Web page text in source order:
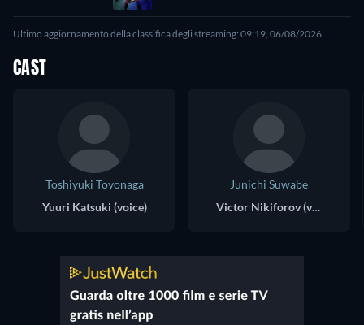
Ultimo aggiornamento della classifica degli streaming: 09:19, 06/08/2026
CAST
Toshiyuki Toyonaga
Yuuri Katsuki (voice)
Junichi Suwabe
Victor Nikiforov (voice)